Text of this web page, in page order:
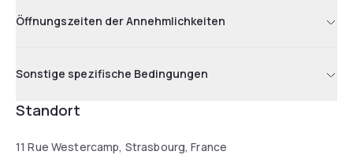
Öffnungszeiten der Annehmlichkeiten
Sonstige spezifische Bedingungen
Standort
11 Rue Westercamp, Strasbourg, France